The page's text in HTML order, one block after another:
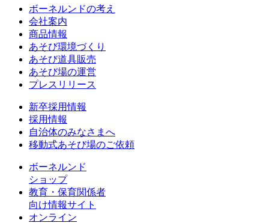
ボーネルンドの考え
会社案内
商品情報
あそび環境づくり
あそび道具販売
あそび場の運営
プレスリリース
新卒採用情報
採用情報
自治体のみなさまへ
移動式あそび場のご依頼
ボーネルンド
ショップ
教育・保育関係者
向け情報サイト
オンライン